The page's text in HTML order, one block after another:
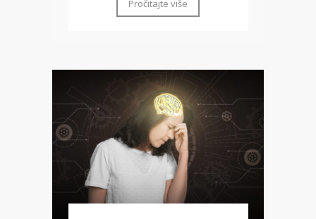
Pročitajte više